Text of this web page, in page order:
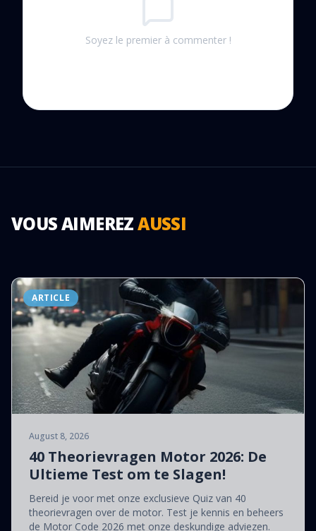
Soyez le premier à commenter !
VOUS AIMEREZAUSSI
ARTICLE
August 8, 2026
40 Theorievragen Motor 2026: De
Ultieme Test om te Slagen!
Bereid je voor met onze exclusieve Quiz van 40
theorievragen over de motor. Test je kennis en beheers
de Motor Code 2026 met onze deskundige adviezen.